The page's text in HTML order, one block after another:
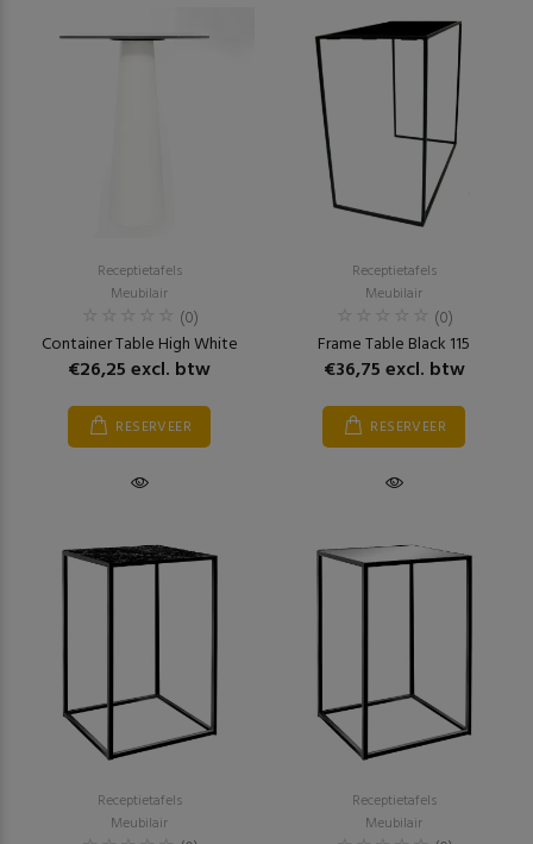
Receptietafels
Meubilair
(0)
Container Table High White
€26,25 excl. btw
RESERVEER
Receptietafels
Meubilair
(0)
Frame Table Black 115
€36,75 excl. btw
RESERVEER
Receptietafels
Meubilair
Receptietafels
Meubilair